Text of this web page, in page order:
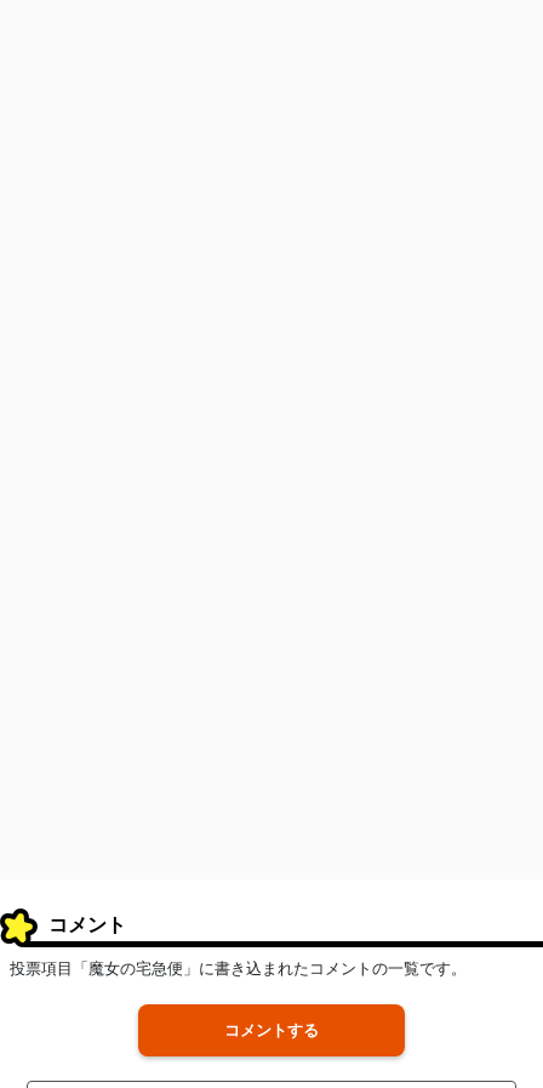
コメント
投票項目「魔女の宅急便」に書き込まれたコメントの一覧です。
コメントする